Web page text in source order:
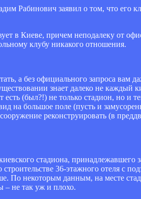
Рабинович заявил о том, что его
в Киеве, причем неподалеку от
клубу никакого отношения.
а без официального запроса вам
знает далеко не каждый
(был?!) не только стадион, но и
на большое поле (пусть и
реконструировать (в
стадиона, принадлежавшего
36-этажного отеля с
По некоторым данным, на месте
– не так уж и плохо.